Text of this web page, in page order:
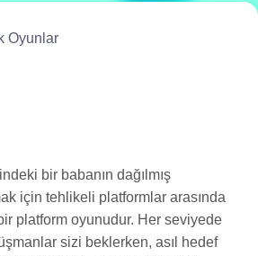
Oyunlar
bir babanın dağılmış
için tehlikeli platformlar arasında
platform oyunudur. Her seviyede
sizi beklerken, asıl hedef